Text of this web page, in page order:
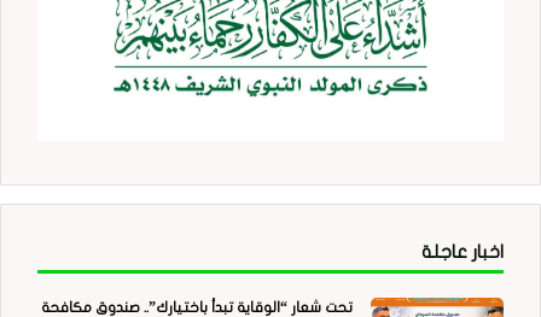
اخبار عاجلة
تحت شعار “الوقاية تبدأ باختيارك”.. صندوق مكافحة